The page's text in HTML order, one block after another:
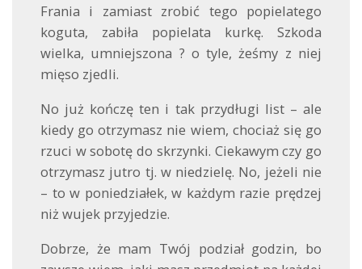
Frania i zamiast zrobić tego popielatego
koguta, zabiła popielata kurkę. Szkoda
wielka, umniejszona ? o tyle, żeśmy z niej
mięso zjedli.
No już kończę ten i tak przydługi list – ale
kiedy go otrzymasz nie wiem, chociaż się go
rzuci w sobotę do skrzynki. Ciekawym czy go
otrzymasz jutro tj. w niedzielę. No, jeżeli nie
– to w poniedziałek, w każdym razie prędzej
niż wujek przyjedzie.
Dobrze, że mam Twój podział godzin, bo